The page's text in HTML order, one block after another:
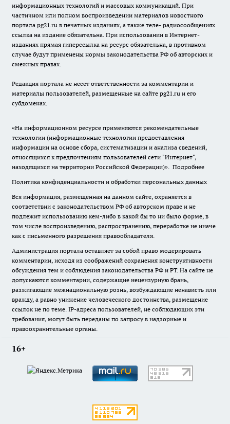
информационных технологий и массовых коммуникаций. При
частичном или полном воспроизведении материалов новостного
портала pg21.ru в печатных изданиях, а также теле- радиосообщениях
ссылка на издание обязательна. При использовании в Интернет-
изданиях прямая гиперссылка на ресурс обязательна, в противном
случае будут применены нормы законодательства РФ об авторских и
смежных правах.
Редакция портала не несет ответственности за комментарии и
материалы пользователей, размещенные на сайте pg21.ru и его
субдоменах.
«На информационном ресурсе применяются рекомендательные
технологии (информационные технологии предоставления
информации на основе сбора, систематизации и анализа сведений,
относящихся к предпочтениям пользователей сети "Интернет",
находящихся на территории Российской Федерации)». Подробнее
Политика конфиденциальности и обработки персональных данных
Вся информация, размещенная на данном сайте, охраняется в
соответствии с законодательством РФ об авторском праве и не
подлежит использованию кем-либо в какой бы то ни было форме, в
том числе воспроизведению, распространению, переработке не иначе
как с письменного разрешения правообладателя.
Администрация портала оставляет за собой право модерировать
комментарии, исходя из соображений сохранения конструктивности
обсуждения тем и соблюдения законодательства РФ и РТ. На сайте не
допускаются комментарии, содержащие нецензурную брань,
разжигающие межнациональную рознь, возбуждающие ненависть или
вражду, а равно унижение человеческого достоинства, размещение
ссылок не по теме. IP-адреса пользователей, не соблюдающих эти
требования, могут быть переданы по запросу в надзорные и
правоохранительные органы.
16+